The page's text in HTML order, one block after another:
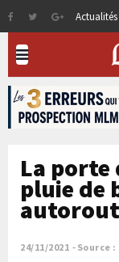
La porte
pluie de
24/11/2021 Source